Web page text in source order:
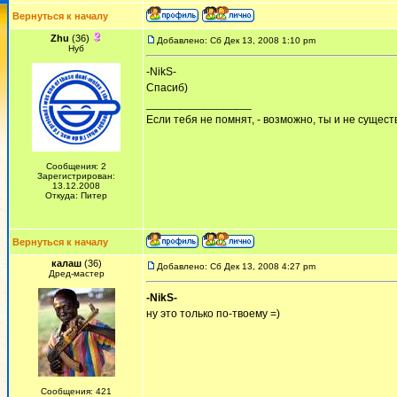
Вернуться к началу
Zhu (36)
Нуб
Сообщения: 2
Зарегистрирован:
13.12.2008
Откуда: Питер
Добавлено: Сб Дек 13, 2008 1:10 pm
-NikS-
Спасиб)
Если тебя не помнят, - возможно, ты и не
Вернуться к началу
калаш(36)
Дред-мастер
Сообщения: 421
Добавлено: Сб Дек 13, 2008 4:27 pm
-NikS-
ну это только по-твоему =)